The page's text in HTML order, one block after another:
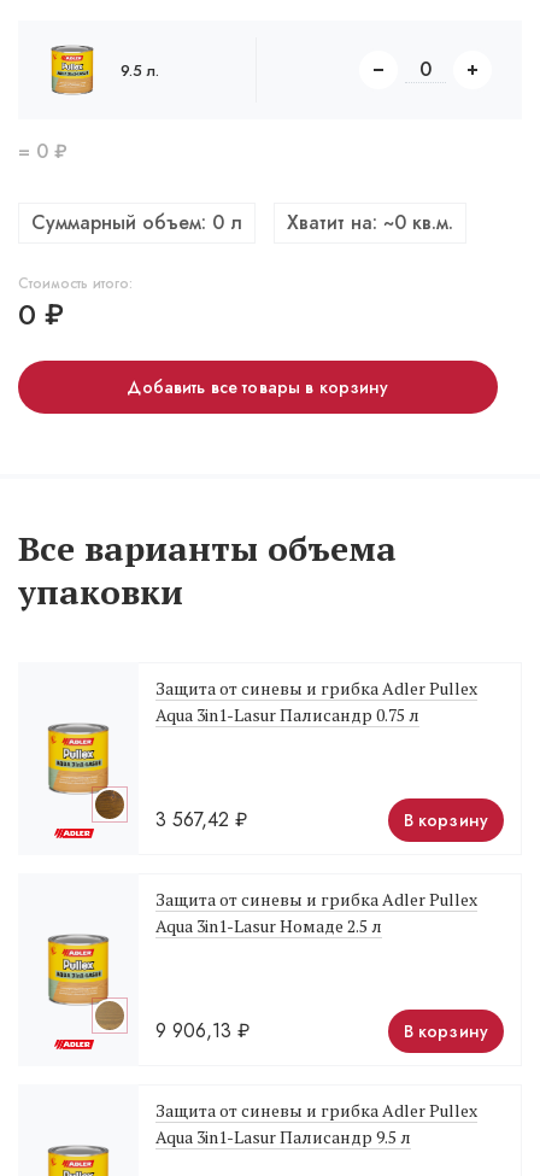
9.5 л.
= 0 ₽
Суммарный объем: 0 л Хватит на: ~0 кв.м.
Стоимость итого:
0 ₽
Добавить все товары в корзину
Все варианты объема
упаковки
Защита от синевы и грибка Adler Pullex
Aqua 3in1-Lasur Палисандр 0.75 л
3 567,42 ₽ В корзину
Защита от синевы и грибка Adler Pullex
Aqua 3in1-Lasur Номаде 2.5 л
9 906,13 ₽ В корзину
Защита от синевы и грибка Adler Pullex
Aqua 3in1-Lasur Палисандр 9.5 л